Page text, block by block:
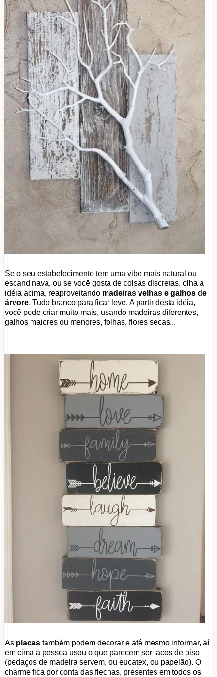
Se o seu estabelecimento tem uma vibe mais natural ou
escandinava, ou se você gosta de coisas discretas, olha a
idéia acima, reaproveitando madeiras velhas e galhos de
árvore. Tudo branco para ficar leve. A partir desta idéia,
você pode criar muito mais, usando madeiras diferentes,
galhos maiores ou menores, folhas, flores secas...
As placas também podem decorar e até mesmo informar, aí
em cima a pessoa usou o que parecem ser tacos de piso
(pedaços de madeira servem, ou eucatex, ou papelão). O
charme fica por conta das flechas, presentes em todos os